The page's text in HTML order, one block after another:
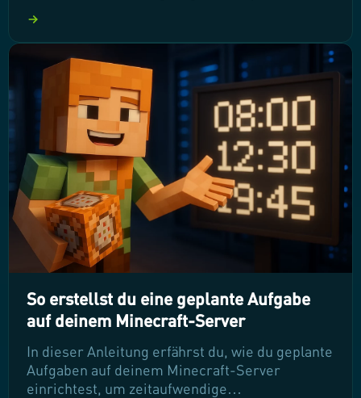
durch den Prozess, von der Vorbereitung des
Icons bis hin zur Implementierung. Machen Sie
Ihren Server sofort erkennbar und ziehen Sie
neue Spieler an!
So erstellst du eine geplante Aufgabe
auf deinem Minecraft-Server
In dieser Anleitung erfährst du, wie du geplante
Aufgaben auf deinem Minecraft-Server
einrichtest, um zeitaufwendige